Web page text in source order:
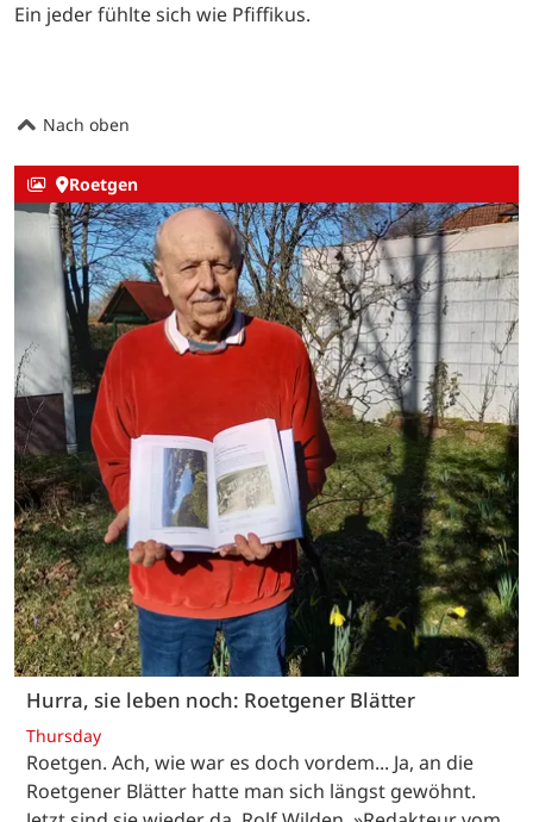
Ein jeder fühlte sich wie Pfiffikus.
Nach oben
Roetgen
Hurra, sie leben noch: Roetgener Blätter
Thursday
Roetgen. Ach, wie war es doch vordem... Ja, an die
Roetgener Blätter hatte man sich längst gewöhnt.